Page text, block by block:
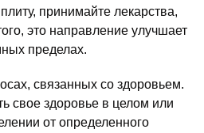
принимайте лекарства,
это направление улучшает
пределах.
связанных со здоровьем.
свое здоровье в целом или
от определенного